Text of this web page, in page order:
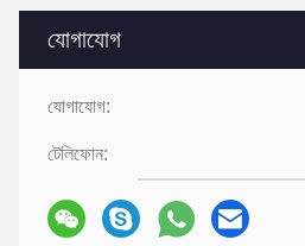
যোগাযোগ
যোগাযোগ:
টেলিফোন: